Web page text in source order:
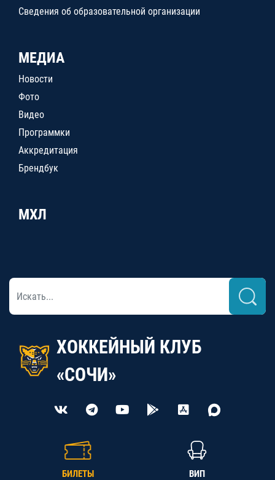
Сведения об образовательной организации
МЕДИА
Новости
Фото
Видео
Программки
Аккредитация
Брендбук
МХЛ
ХОККЕЙНЫЙ КЛУБ
«СОЧИ»
БИЛЕТЫ ВИП